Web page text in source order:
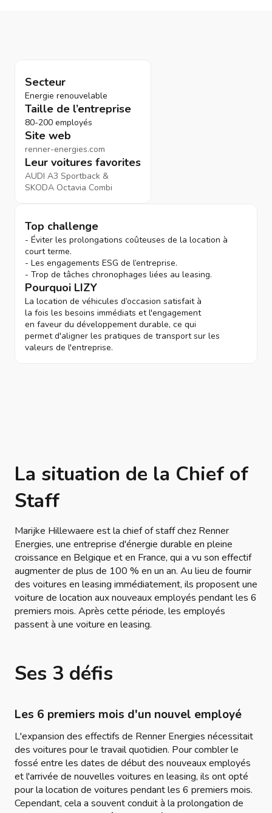
Secteur
Energie renouvelable
Taille de l’entreprise
80-200 employés
Site web
renner-energies.com
Leur voitures favorites
AUDI A3 Sportback &
SKODA Octavia Combi
Top challenge
- Éviter les prolongations coûteuses de la location à
court terme.
- Les engagements ESG de l’entreprise.
- Trop de tâches chronophages liées au leasing.
Pourquoi LIZY
La location de véhicules d’occasion satisfait à
la fois les besoins immédiats et l'engagement
en faveur du développement durable, ce qui
permet d'aligner les pratiques de transport sur les
valeurs de l'entreprise.
La situation de la Chief of
Staff
Marijke Hillewaere est la chief of staff chez Renner
Energies, une entreprise d'énergie durable en pleine
croissance en Belgique et en France, qui a vu son effectif
augmenter de plus de 100 % en un an. Au lieu de fournir
des voitures en leasing immédiatement, ils proposent une
voiture de location aux nouveaux employés pendant les 6
premiers mois. Après cette période, les employés
passent à une voiture en leasing.
Ses 3 défis
Les 6 premiers mois d'un nouvel employé
L'expansion des effectifs de Renner Energies nécessitait
des voitures pour le travail quotidien. Pour combler le
fossé entre les dates de début des nouveaux employés
et l'arrivée de nouvelles voitures en leasing, ils ont opté
pour la location de voitures pendant les 6 premiers mois.
Cependant, cela a souvent conduit à la prolongation de